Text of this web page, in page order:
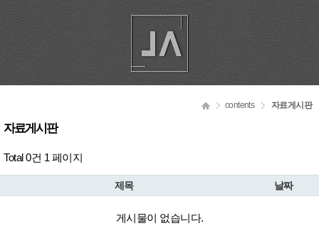
contents 자료게시판
자료게시판
Total 0건 1 페이지
제목 날짜
게시물이 없습니다.